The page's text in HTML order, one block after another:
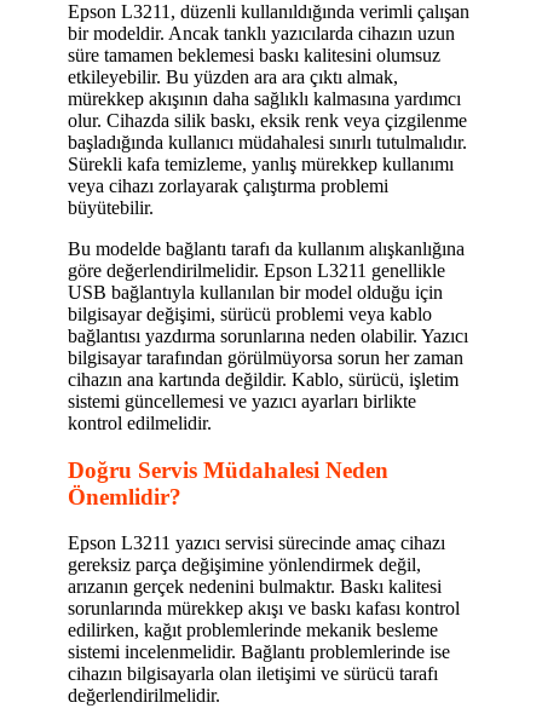
Epson L3211, düzenli kullanıldığında verimli çalışan
bir modeldir. Ancak tanklı yazıcılarda cihazın uzun
süre tamamen beklemesi baskı kalitesini olumsuz
etkileyebilir. Bu yüzden ara ara çıktı almak,
mürekkep akışının daha sağlıklı kalmasına yardımcı
olur. Cihazda silik baskı, eksik renk veya çizgilenme
başladığında kullanıcı müdahalesi sınırlı tutulmalıdır.
Sürekli kafa temizleme, yanlış mürekkep kullanımı
veya cihazı zorlayarak çalıştırma problemi
büyütebilir.
Bu modelde bağlantı tarafı da kullanım alışkanlığına
göre değerlendirilmelidir. Epson L3211 genellikle
USB bağlantıyla kullanılan bir model olduğu için
bilgisayar değişimi, sürücü problemi veya kablo
bağlantısı yazdırma sorunlarına neden olabilir. Yazıcı
bilgisayar tarafından görülmüyorsa sorun her zaman
cihazın ana kartında değildir. Kablo, sürücü, işletim
sistemi güncellemesi ve yazıcı ayarları birlikte
kontrol edilmelidir.
Doğru Servis Müdahalesi Neden
Önemlidir?
Epson L3211 yazıcı servisi sürecinde amaç cihazı
gereksiz parça değişimine yönlendirmek değil,
arızanın gerçek nedenini bulmaktır. Baskı kalitesi
sorunlarında mürekkep akışı ve baskı kafası kontrol
edilirken, kağıt problemlerinde mekanik besleme
sistemi incelenmelidir. Bağlantı problemlerinde ise
cihazın bilgisayarla olan iletişimi ve sürücü tarafı
değerlendirilmelidir.